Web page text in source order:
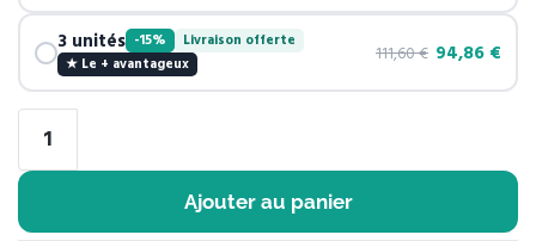
3 unités -15%
Livraison offerte
★ Le + avantageux
111,60€ 94,86 €
Ajouter au panier